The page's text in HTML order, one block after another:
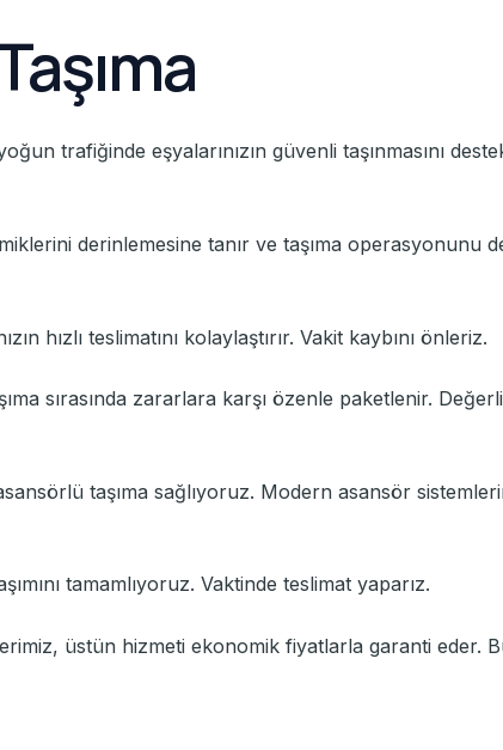
trafiğinde eşyalarınızın güvenli taşınmasını
derinlemesine tanır ve taşıma operasyonunu
hızlı teslimatını kolaylaştırır. Vakit kaybını önleriz.
sırasında zararlara karşı özenle paketlenir.
taşıma sağlıyoruz. Modern asansör
tamamlıyoruz. Vaktinde teslimat yaparız.
üstün hizmeti ekonomik fiyatlarla garanti eder.